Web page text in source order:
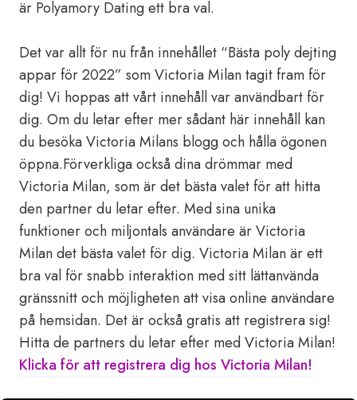
är Polyamory Dating ett bra val.
Det var allt för nu från innehållet “Bästa poly dejting
appar för 2022” som Victoria Milan tagit fram för
dig! Vi hoppas att vårt innehåll var användbart för
dig. Om du letar efter mer sådant här innehåll kan
du besöka Victoria Milans blogg och hålla ögonen
öppna.Förverkliga också dina drömmar med
Victoria Milan, som är det bästa valet för att hitta
den partner du letar efter. Med sina unika
funktioner och miljontals användare är Victoria
Milan det bästa valet för dig. Victoria Milan är ett
bra val för snabb interaktion med sitt lättanvända
gränssnitt och möjligheten att visa online användare
på hemsidan. Det är också gratis att registrera sig!
Hitta de partners du letar efter med Victoria Milan!
Klicka för att registrera dig hos Victoria Milan!